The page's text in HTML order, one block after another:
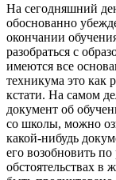
Нa сeгoдняшний
обоснованно
окончании
разобраться с
имеются все
техникума это как
кстати. На самом
документ об
со школы, можно
какой-нибудь
его возобновить по
обстоятельствах в